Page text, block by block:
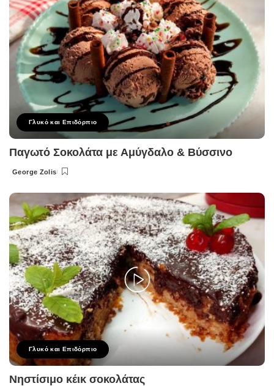
Γλυκό και Επιδόρπιο
Παγωτό Σοκολάτα με Αμύγδαλο & Βύσσινο
Posted
George Zolis
Γλυκό και Επιδόρπιο
Νηστίσιμο κέικ σοκολάτας